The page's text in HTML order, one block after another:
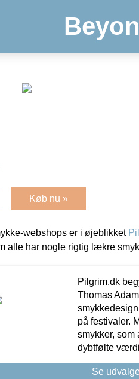
Køb nu »
webshops er i øjeblikket
alle har nogle rigtig lækre
Pilgrim.dk
Thomas
på festivaler.
smykker, som
dybtfølte
Se